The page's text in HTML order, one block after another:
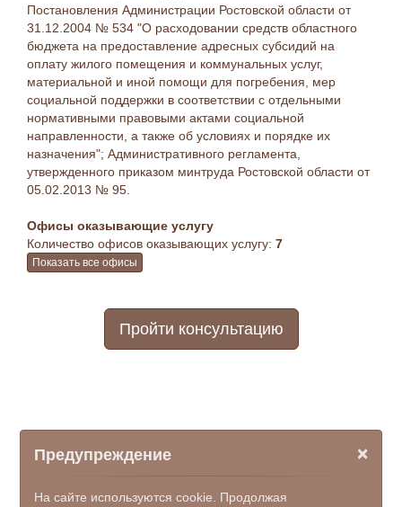
Постановления Администрации Ростовской области от
31.12.2004 № 534 "О расходовании средств областного
бюджета на предоставление адресных субсидий на
оплату жилого помещения и коммунальных услуг,
материальной и иной помощи для погребения, мер
социальной поддержки в соответствии с отдельными
нормативными правовыми актами социальной
направленности, а также об условиях и порядке их
назначения"; Административного регламента,
утвержденного приказом минтруда Ростовской области от
05.02.2013 № 95.
Офисы оказывающие услугу
Количество офисов оказывающих услугу: 7
Показать все офисы
Пройти консультацию
×
Предупреждение
На сайте используются cookie. Продолжая